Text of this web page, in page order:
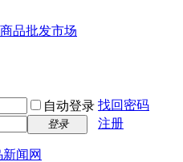
品批发市场
自动登录 找回密码
登录 注册
闻网